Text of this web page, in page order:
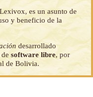
es un asunto de
y beneficio de la
desarrollado
desoftware libre, por
de Bolivia.